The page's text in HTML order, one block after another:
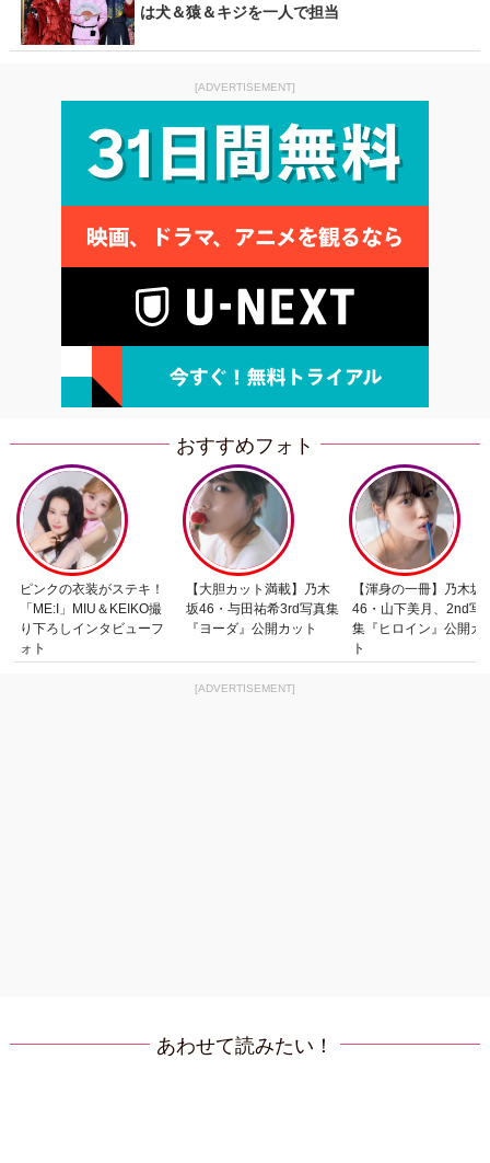
は犬＆猿＆キジを一人で担当
[ADVERTISEMENT]
おすすめフォト
ピンクの衣装がステキ！
「ME:I」MIU＆KEIKO撮
り下ろしインタビューフ
ォト
【大胆カット満載】乃木
坂46・与田祐希3rd写真集
『ヨーダ』公開カット
【渾身の一冊】乃木坂
46・山下美月、2nd写
集『ヒロイン』公開カ
ト
[ADVERTISEMENT]
あわせて読みたい！